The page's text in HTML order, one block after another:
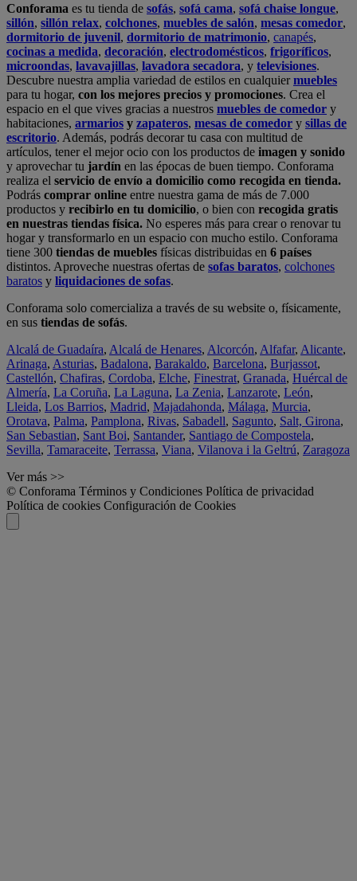
Conforama es tu tienda de sofás, sofá cama, sofá chaise longue,
sillón, sillón relax, colchones, muebles de salón, mesas comedor,
dormitorio de juvenil, dormitorio de matrimonio, canapés,
cocinas a medida, decoración, electrodomésticos, frigoríficos,
microondas, lavavajillas, lavadora secadora, y televisiones.
Descubre nuestra amplia variedad de estilos en cualquiermuebles
para tu hogar, con los mejores precios y promociones. Crea el
espacio en el que vives gracias a nuestros muebles de comedor y
habitaciones, armarios y zapateros, mesas de comedor y sillas de
escritorio. Además, podrás decorar tu casa con multitud de
artículos, tener el mejor ocio con los productos de imagen y sonido
y aprovechar tu jardín en las épocas de buen tiempo. Conforama
realiza el servicio de envío a domicilio como recogida en tienda.
Podrás comprar online entre nuestra gama de más de 7.000
productos y recibirlo en tu domicilio, o bien con recogida gratis
en nuestras tiendas física. No esperes más para crear o renovar tu
hogar y transformarlo en un espacio con mucho estilo. Conforama
tiene 300 tiendas de muebles físicas distribuidas en 6 países
distintos. Aproveche nuestras ofertas de sofas baratos, colchones
baratos y liquidaciones de sofas.
Conforama solo comercializa a través de su website o, físicamente,
en sus tiendas de sofás.
Alcalá de Guadaíra, Alcalá de Henares, Alcorcón, Alfafar, Alicante,
Arinaga, Asturias, Badalona, Barakaldo, Barcelona, Burjassot,
Castellón, Chafiras, Cordoba, Elche, Finestrat, Granada, Huércal de
Almería, La Coruña, La Laguna, La Zenia, Lanzarote, León,
Lleida, Los Barrios, Madrid, Majadahonda, Málaga, Murcia,
Orotava, Palma, Pamplona, Rivas, Sabadell, Sagunto, Salt, Girona,
San Sebastian, Sant Boi, Santander, Santiago de Compostela,
Sevilla, Tamaraceite, Terrassa, Viana, Vilanova i la Geltrú, Zaragoza
Ver más >>
© Conforama Términos y Condiciones Política de privacidad
Política de cookies Configuración de Cookies